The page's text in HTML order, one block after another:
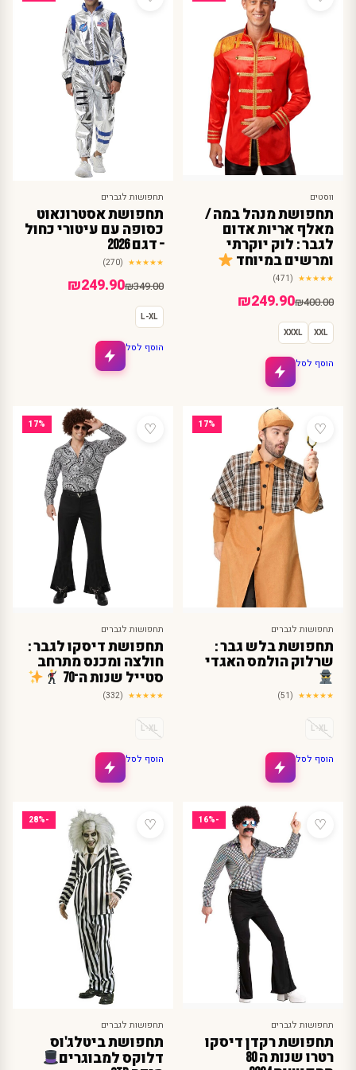
ווסטים
תחפושת מנהל במה /
מאלף אריות אדום
לגבר : לוק יוקרתי
ומרשים במיוחד
★★★★★
(471)
₪400.00
המחיר
המקורי
היה:
₪400.00.
₪249.90המחיר
הנוכחי
הוא:
₪249.90.
XXL
XXXL
הוסף לסל
תחפושות לגברים
תחפושת אסטרונאוט
כסופה עם עיטורי כחול
– דגם 2026
★★★★★
(270)
₪349.00
המחיר
המקורי
היה:
₪349.00.
₪249.90המחיר
הנוכחי
הוא:
₪249.90.
L-XL
הוסף לסל
17% ♡
תחפושות לגברים
תחפושת בלש גבר :
שרלוק הולמס האגדי
★★★★★
(51)
L-XL
הוסף לסל
17% ♡
תחפושות לגברים
תחפושת דיסקו לגבר :
חולצה ומכנס מתרחב
סטייל שנות ה־70
★★★★★
(332)
L-XL
הוסף לסל
-16% ♡
תחפושות לגברים
תחפושת רקדן דיסקו
רטרו שנות ה 80
-28% ♡
תחפושות לגברים
תחפושת ביטלג'וס
דלוקס למבוגרים